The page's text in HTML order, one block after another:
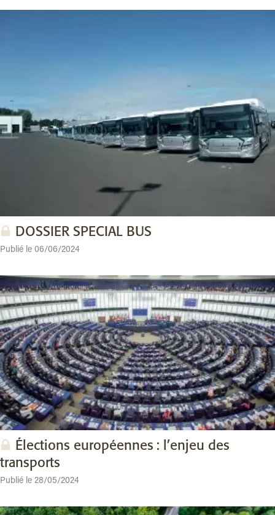
DOSSIER SPECIAL BUS
Publié le 06/06/2024
Élections européennes : l’enjeu des
transports
Publié le 28/05/2024